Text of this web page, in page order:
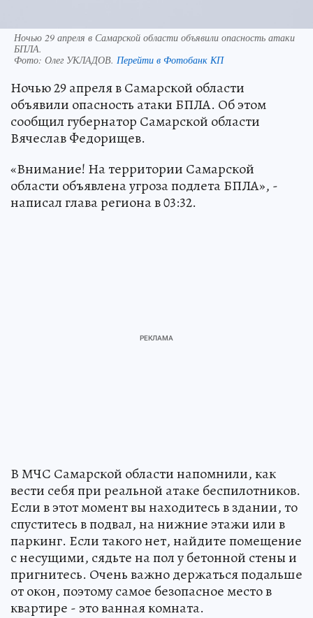
Ночью 29 апреля в Самарской области объявили опасность атаки
БПЛА.
Фото: Олег УКЛАДОВ. Перейти в Фотобанк КП
Ночью 29 апреля в Самарской области
объявили опасность атаки БПЛА. Об этом
сообщил губернатор Самарской области
Вячеслав Федорищев.
«Внимание! На территории Самарской
области объявлена угроза подлета БПЛА», -
написал глава региона в 03:32.
В МЧС Самарской области напомнили, как
вести себя при реальной атаке беспилотников.
Если в этот момент вы находитесь в здании, то
спуститесь в подвал, на нижние этажи или в
паркинг. Если такого нет, найдите помещение
с несущими, сядьте на пол у бетонной стены и
пригнитесь. Очень важно держаться подальше
от окон, поэтому самое безопасное место в
квартире - это ванная комната.